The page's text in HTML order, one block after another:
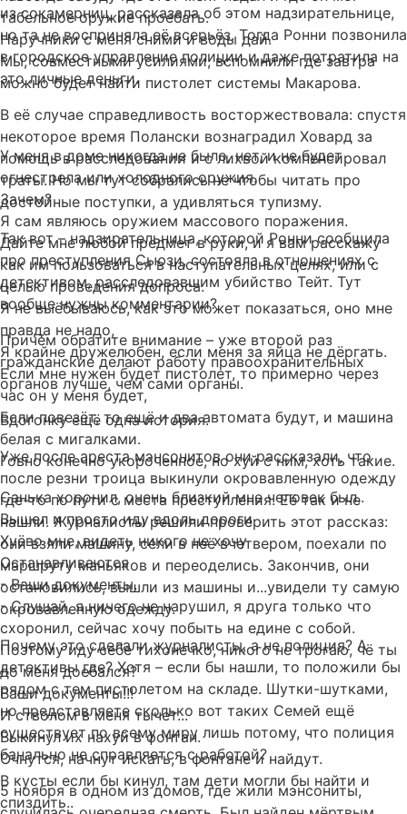
из сокамерниц, рассказала об этом надзирательнице,
но та не восприняла её всерьёз. Тогда Ронни позвонила
в городское управление полиции и даже потратила на
это личные деньги.
В её случае справедливость восторжествовала: спустя
некоторое время Полански вознаградил Ховард за
помощь в расследовании и с лихвой компенсировал
траты. Но мы тут собрались не чтобы читать про
достойные поступки, а удивляться тупизму.
Так вот – надзирательница, которой Ронни сообщила
про преступления Сьюзи, состояла в отношениях с
детективом, расследовавшим убийство Тейт. Тут
вообще нужны комментарии?
Причём обратите внимание – уже второй раз
гражданские делают работу правоохранительных
органов лучше, чем сами органы.
Вдогонку ещё одна история.
Уже после ареста мэнсонитов они рассказали, что
после резни троица выкинули окровавленную одежду
где-то по пути с места преступления. Её так и не
нашли. Журналисты решили проверить этот рассказ:
они взяли машину, сели в неё вчетвером, поехали по
маршруту маньяков и переоделись. Закончив, они
остановились, вышли из машины и...увидели ту самую
окровавленную одежду.
Почему это сделали журналисты, а не полиция? А
детективы где? Хотя – если бы нашли, то положили бы
рядом с тем пистолетом на складе. Шутки-шутками,
но представляете сколько вот таких Семей ещё
существует по всему миру лишь потому, что полиция
банально не справляется с работой?
5 ноября в одном из домов, где жили мэнсониты,
табельное оружие проебать.
Наручники с меня сними и воды дай.
Мы, совместными усилиями, вспомнили где завтра
можно будет найти пистолет системы Макарова.
У меня в доме никогда не было, нет, и не будет
огнестрела или холодного оружия.
Зачем?
Я сам являюсь оружием массового поражения.
Дайте мне любой предмет в руки, и я вам расскажу
как им пользоваться в наступательных целях, или с
целью проведения допроса.
Я не выёбываюсь, как это может показаться, оно мне
правда не надо,
Я крайне дружелюбен, если меня за яйца не дёргать.
Если мне нужен будет пистолет, то примерно через
час он у меня будет,
Если повезёт, то ещё и два автомата будут, и машина
белая с мигалками.
Говно конечно укороченное, но хуй с ним, хоть такие.
Санька хоронил, очень близкий мне человек был..
Вышел и просто иду вдоль дороги
Хуёво мне, видеть никого не хочу
Останавливаются
- Ваши документы.
- Слушай, я ничего не нарушил, я друга только что
схоронил, сейчас хочу побыть на едине с собой.
Поэтому иду себе тихонечко, никого не трогаю, чё ты
до меня доебался?
Ваши документы!!!
И стволом в меня тычет...
Выкинул их нахуй в фонтан.
Очнутся, начнут искать, в фонтане и найдут.
В кусты если бы кинул, там дети могли бы найти и
спиздить..